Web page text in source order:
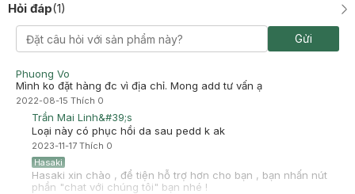
Hỏi đáp(1)
Gửi
Phuong Vo
Mình ko đặt hàng đc vì địa chỉ. Mong add tư vấn ạ
2022-08-15 Thích 0
Trần Mai Linh&#39;s
Loại này có phục hồi da sau pedd k ak
2023-11-17 Thích 0
Hasaki
Hasaki xin chào , để tiện hỗ trợ hơn cho bạn , bạn nhấn nút
phần "chat với chúng tôi" bạn nhé !